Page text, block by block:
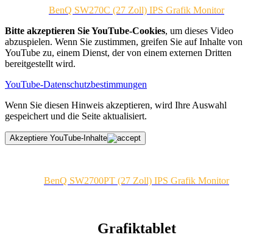
BenQ SW270C (27 Zoll) IPS Grafik Monitor
Bitte akzeptieren Sie YouTube-Cookies, um dieses Video
abzuspielen. Wenn Sie zustimmen, greifen Sie auf Inhalte von
YouTube zu, einem Dienst, der von einem externen Dritten
bereitgestellt wird.
YouTube-Datenschutzbestimmungen
Wenn Sie diesen Hinweis akzeptieren, wird Ihre Auswahl
gespeichert und die Seite aktualisiert.
Akzeptiere YouTube-Inhalte
BenQ SW2700PT (27 Zoll) IPS Grafik Monitor
Grafiktablet